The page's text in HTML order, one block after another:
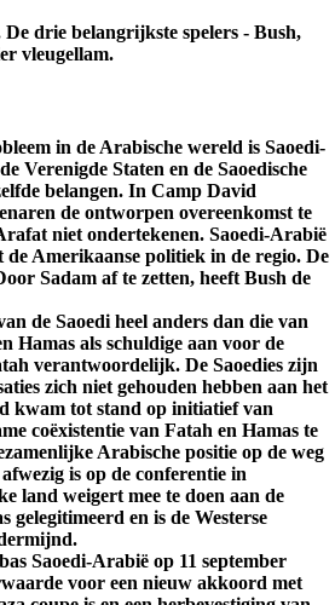
drie belangrijkste spelers - Bush,
vleugellam.
in de Arabische wereld is Saoedi-
Verenigde Staten en de Saoedische
belangen. In Camp David
de ontworpen overeenkomst te
niet ondertekenen. Saoedi-Arabië
Amerikaanse politiek in de regio. De
Sadam af te zetten, heeft Bush de
de Saoedi heel anders dan die van
Hamas als schuldige aan voor de
verantwoordelijk. De Saoedies zijn
zich niet gehouden hebben aan het
kwam tot stand op initiatief van
coëxistentie van Fatah en Hamas te
Arabische positie op de weg
is op de conferentie in
land weigert mee te doen aan de
en is de Westerse
Saoedi-Arabië op 11 september
voor een nieuw akkoord met